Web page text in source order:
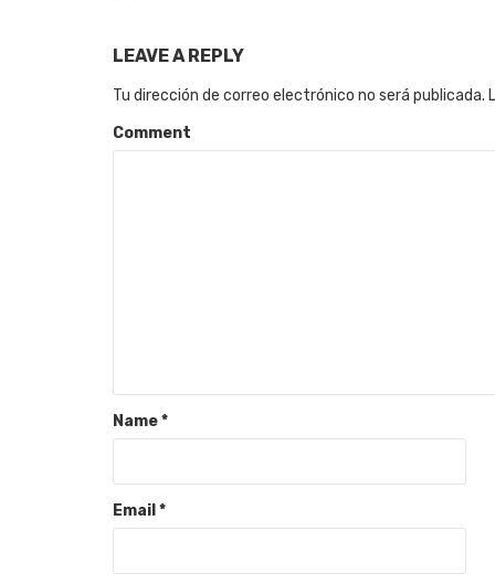
LEAVE A REPLY
Tu dirección de correo electrónico no será publicada.
Comment
Name*
Email *